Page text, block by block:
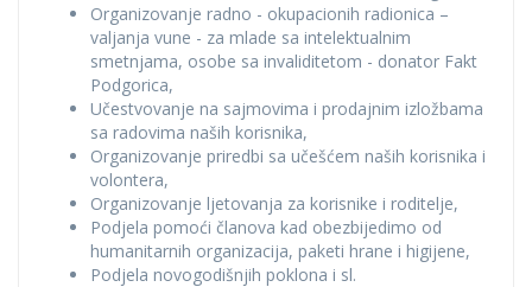
Organizovanje radno - okupacionih radionica –
valjanja vune - za mlade sa intelektualnim
smetnjama, osobe sa invaliditetom - donator Fakt
Podgorica,
Učestvovanje na sajmovima i prodajnim izložbama
sa radovima naših korisnika,
Organizovanje priredbi sa učešćem naših korisnika i
volontera,
Organizovanje ljetovanja za korisnike i roditelje,
Podjela pomoći članova kad obezbijedimo od
humanitarnih organizacija, paketi hrane i higijene,
Podjela novogodišnjih poklona i sl.